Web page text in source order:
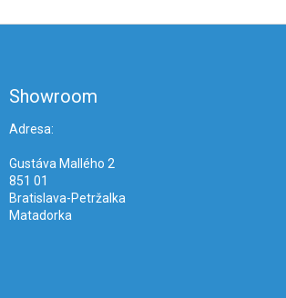
Showroom
Adresa:
Gustáva Mallého 2
851 01
Bratislava-Petržalka
Matadorka